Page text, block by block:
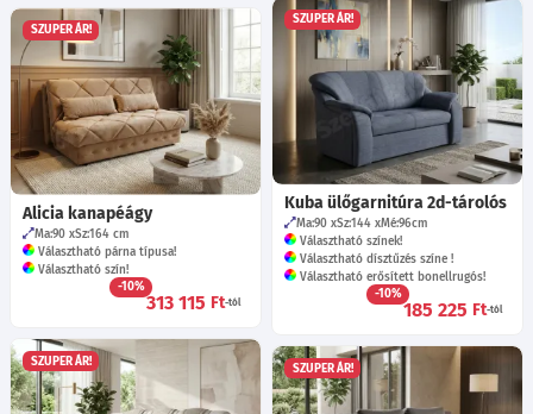
SZUPER ÁR!
Kuba ülőgarnitúra 2d-tárolós
Ma:90 Sz:144 Mé:96cm
Választható színek!
Választható dísztűzés színe !
Választható erősített bonellrugós!
-10%
185 225 Ft-tól
SZUPER ÁR!
Alicia kanapéágy
Ma:90 Sz:164 cm
Választható párna típusa!
Választható szín!
-10%
313 115 Ft-tól
SZUPER ÁR! SZUPER ÁR!